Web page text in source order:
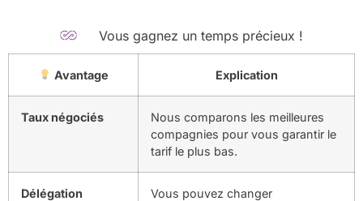
Vous gagnez un temps précieux !
Avantage Explication
Taux négociés
Nous comparons les meilleures
compagnies pour vous garantir le
tarif le plus bas.
Délégation
Vous pouvez changer